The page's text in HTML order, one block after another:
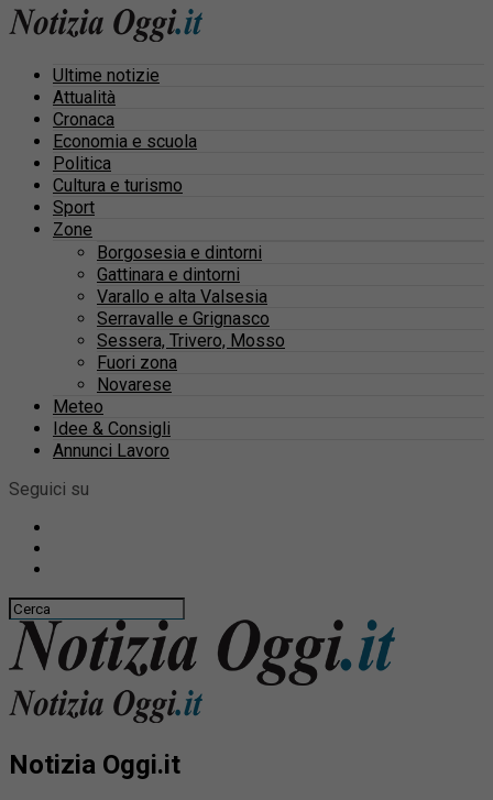
Ultime notizie
Attualità
Cronaca
Economia e scuola
Politica
Cultura e turismo
Sport
Zone
Borgosesia e dintorni
Gattinara e dintorni
Varallo e alta Valsesia
Serravalle e Grignasco
Sessera, Trivero, Mosso
Fuori zona
Novarese
Meteo
Idee & Consigli
Annunci Lavoro
Seguici su
Notizia Oggi.it